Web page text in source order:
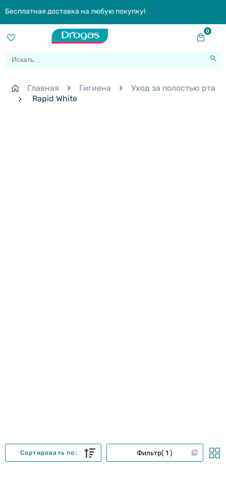
Бесплатная доставка на любую покупку!
0
Главная Гигиена
Уход за полостью рта
Rapid White
Фильтр 1
Сортировать по: